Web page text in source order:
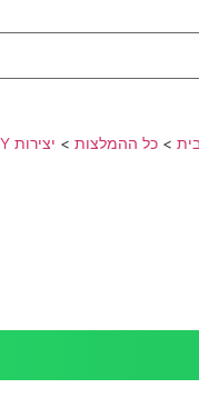
> כל ההמלצות > יצירות DIY